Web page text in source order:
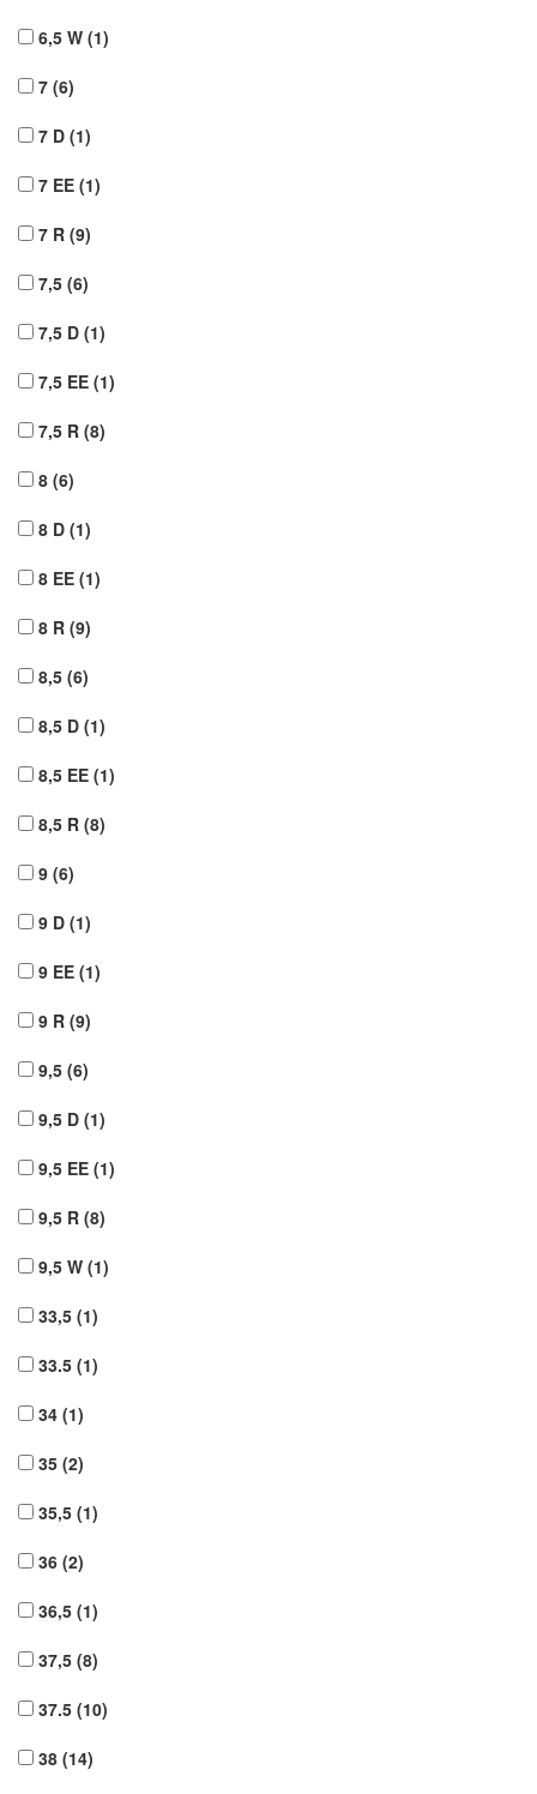
6,5 W (1)
7 (6)
7 D (1)
7 EE (1)
7 R (9)
7,5 (6)
7,5 D (1)
7,5 EE (1)
7,5 R (8)
8 (6)
8 D (1)
8 EE (1)
8 R (9)
8,5 (6)
8,5 D (1)
8,5 EE (1)
8,5 R (8)
9 (6)
9 D (1)
9 EE (1)
9 R (9)
9,5 (6)
9,5 D (1)
9,5 EE (1)
9,5 R (8)
9,5 W (1)
33,5 (1)
33.5 (1)
34 (1)
35 (2)
35,5 (1)
36 (2)
36,5 (1)
37,5 (8)
37.5 (10)
38 (14)